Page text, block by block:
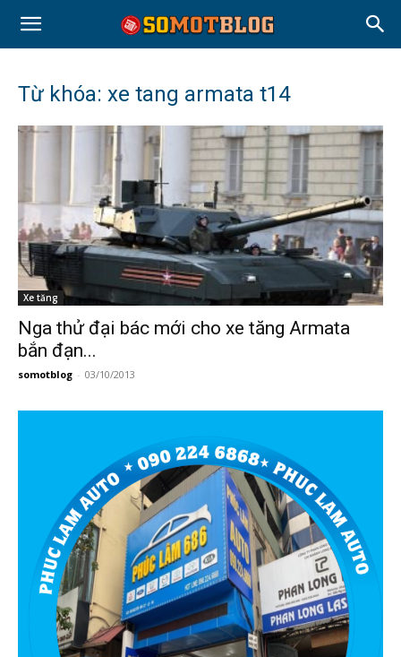
Từ khóa: xe tang armata t14
Xe tăng
Nga thử đại bác mới cho xe tăng Armata
bắn đạn...
somotblog - 03/10/2013